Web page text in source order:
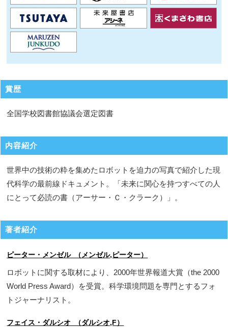
賞歴
全国学校図書館協議会選定図書
内容紹介
世界中の技術の粋を集めたロボットを迫力の写真で紹介した現
代科学の最前線ドキュメント。「未来に関心を持つすべての人
にとって必読の書（アーサー・Ｃ・クラーク）」。
著者紹介
ピーター・メンゼル （メンゼル,ピーター）
ロボットに関する取材により、2000年世界報道大賞（the 2000
World Press Award）を受賞。科学環境問題を専門とするフォ
トジャーナリスト。
フェイス・ダルシオ （ダルシオ,F）